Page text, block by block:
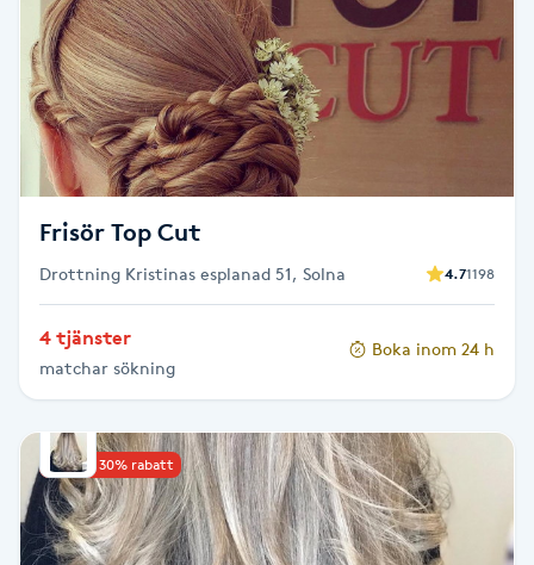
Kinesisk medicin
Kiropraktik
Klangmassage
Klippning
Klippning & Slingor
Klippning ungdom
Koppningsmassage
Kosmetisk tatuering
Frisör Top Cut
Drottning Kristinas esplanad 51, Solna 4.71198
4 tjänster
matchar sökning
Boka inom 24 h
Upp till 30% rabatt